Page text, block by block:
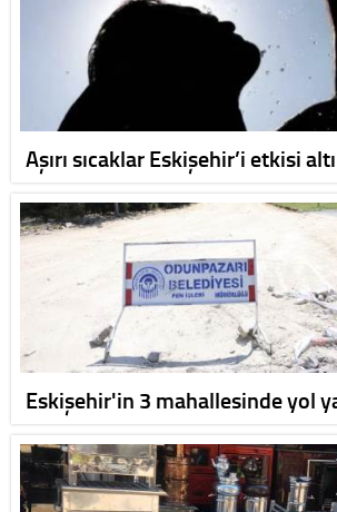
Aşırı sıcaklar Eskişehir’i etkisi
Eskişehir'in 3 mahallesinde yol